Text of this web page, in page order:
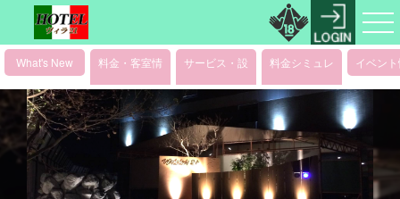
What's New
料金・客室情
報
サービス・設
備情報
料金シミュレ
ーション
イベン